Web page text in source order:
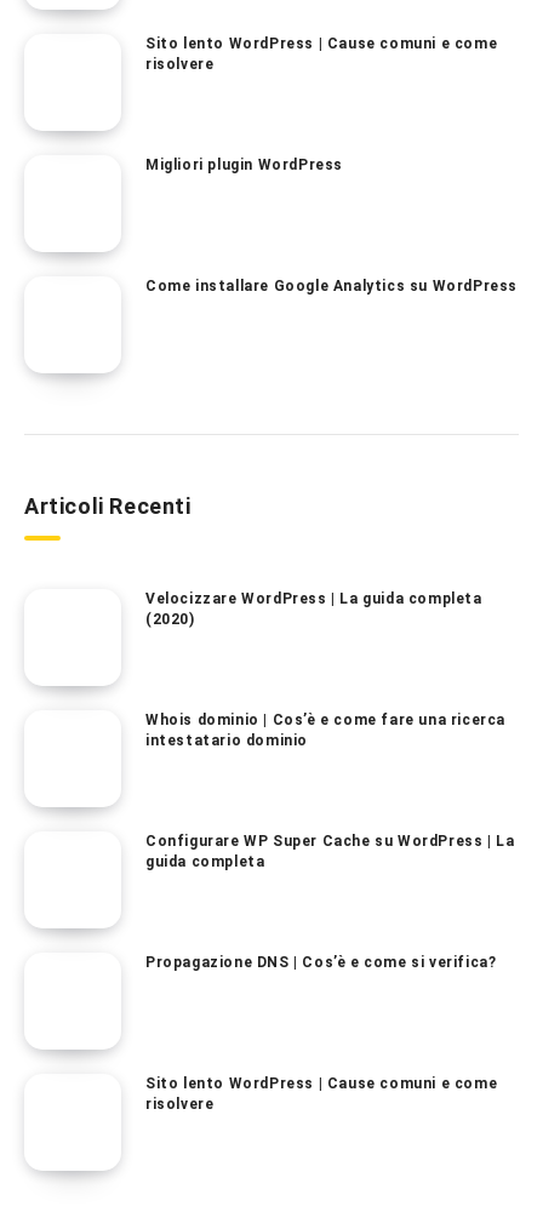
Sito lento WordPress | Cause comuni e come
risolvere
Migliori plugin WordPress
Come installare Google Analytics su WordPress
Articoli Recenti
Velocizzare WordPress | La guida completa
(2020)
Whois dominio | Cos’è e come fare una ricerca
intestatario dominio
Configurare WP Super Cache su WordPress | La
guida completa
Propagazione DNS | Cos’è e come si verifica?
Sito lento WordPress | Cause comuni e come
risolvere